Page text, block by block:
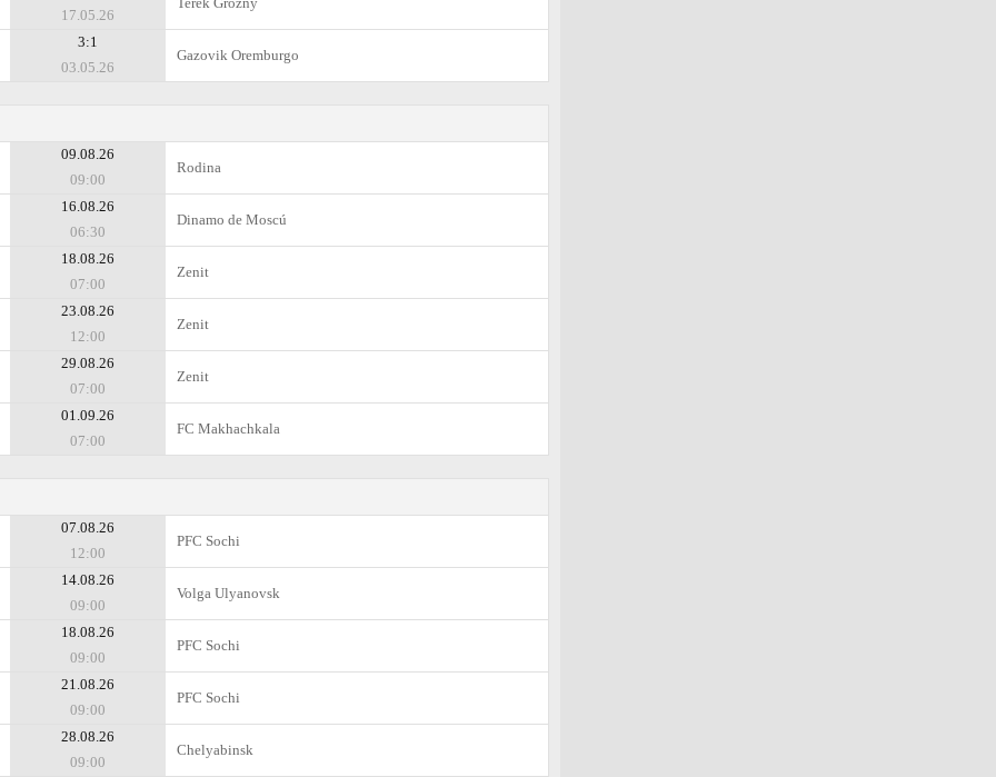
17.05.26
3:1
03.05.26
Gazovik Oremburgo
09.08.26
09:00
Rodina
16.08.26
06:30
Dinamo de Moscú
18.08.26
07:00
Zenit
23.08.26
12:00
Zenit
29.08.26
07:00
Zenit
01.09.26
07:00
FC Makhachkala
07.08.26
12:00
PFC Sochi
14.08.26
09:00
Volga Ulyanovsk
18.08.26
09:00
PFC Sochi
21.08.26
09:00
PFC Sochi
28.08.26
09:00
Chelyabinsk